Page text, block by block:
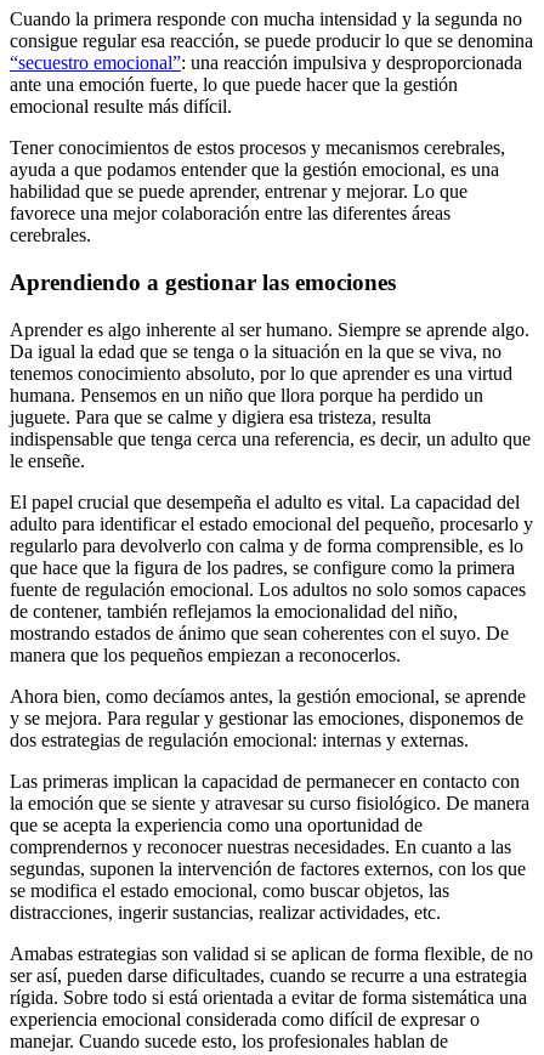
Cuando la primera responde con mucha intensidad y la segunda no
consigue regular esa reacción, se puede producir lo que se denomina
“secuestro emocional”: una reacción impulsiva y desproporcionada
ante una emoción fuerte, lo que puede hacer que la gestión
emocional resulte más difícil.
Tener conocimientos de estos procesos y mecanismos cerebrales,
ayuda a que podamos entender que la gestión emocional, es una
habilidad que se puede aprender, entrenar y mejorar. Lo que
favorece una mejor colaboración entre las diferentes áreas
cerebrales.
Aprendiendo a gestionar las emociones
Aprender es algo inherente al ser humano. Siempre se aprende algo.
Da igual la edad que se tenga o la situación en la que se viva, no
tenemos conocimiento absoluto, por lo que aprender es una virtud
humana. Pensemos en un niño que llora porque ha perdido un
juguete. Para que se calme y digiera esa tristeza, resulta
indispensable que tenga cerca una referencia, es decir, un adulto que
le enseñe.
El papel crucial que desempeña el adulto es vital. La capacidad del
adulto para identificar el estado emocional del pequeño, procesarlo y
regularlo para devolverlo con calma y de forma comprensible, es lo
que hace que la figura de los padres, se configure como la primera
fuente de regulación emocional. Los adultos no solo somos capaces
de contener, también reflejamos la emocionalidad del niño,
mostrando estados de ánimo que sean coherentes con el suyo. De
manera que los pequeños empiezan a reconocerlos.
Ahora bien, como decíamos antes, la gestión emocional, se aprende
y se mejora. Para regular y gestionar las emociones, disponemos de
dos estrategias de regulación emocional: internas y externas.
Las primeras implican la capacidad de permanecer en contacto con
la emoción que se siente y atravesar su curso fisiológico. De manera
que se acepta la experiencia como una oportunidad de
comprendernos y reconocer nuestras necesidades. En cuanto a las
segundas, suponen la intervención de factores externos, con los que
se modifica el estado emocional, como buscar objetos, las
distracciones, ingerir sustancias, realizar actividades, etc.
Amabas estrategias son validad si se aplican de forma flexible, de no
ser así, pueden darse dificultades, cuando se recurre a una estrategia
rígida. Sobre todo si está orientada a evitar de forma sistemática una
experiencia emocional considerada como difícil de expresar o
manejar. Cuando sucede esto, los profesionales hablan de